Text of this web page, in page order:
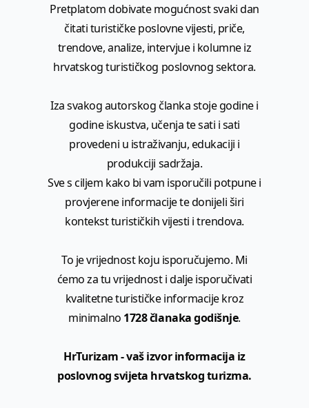
Pretplatom dobivate mogućnost svaki dan
čitati turističke poslovne vijesti, priče,
trendove, analize, intervjue i kolumne iz
hrvatskog turističkog poslovnog sektora.
Iza svakog autorskog članka stoje godine i
godine iskustva, učenja te sati i sati
provedeni u istraživanju, edukaciji i
produkciji sadržaja.
Sve s ciljem kako bi vam isporučili potpune i
provjerene informacije te donijeli širi
kontekst turističkih vijesti i trendova.
To je vrijednost koju isporučujemo. Mi
ćemo za tu vrijednost i dalje isporučivati
kvalitetne turističke informacije kroz
minimalno 1728 članaka godišnje.
HrTurizam - vaš izvor informacija iz
poslovnog svijeta hrvatskog turizma.